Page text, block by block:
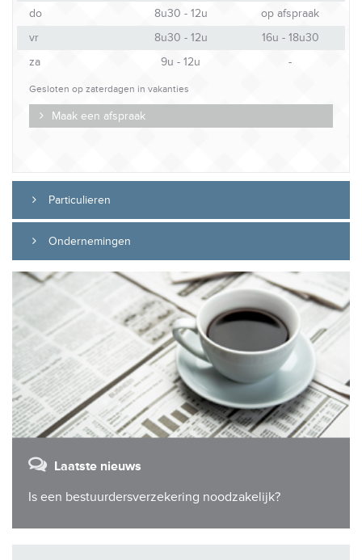
do
8u30 - 12u
op afspraak
vr
8u30 - 12u
16u - 18u30
za
9u - 12u -
Gesloten op zaterdagen in vakanties
Maak een afspraak
Particulieren
Ondernemingen
Laatste nieuws
Is een bestuurdersverzekering noodzakelijk?